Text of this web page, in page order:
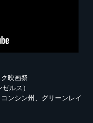
映画祭
ルス）
ンシン州、グリーンレイ